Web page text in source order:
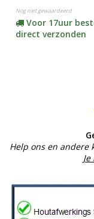
Nog niet gewaardeerd
Voor 17uur
direct verzonden
Help ons en andere